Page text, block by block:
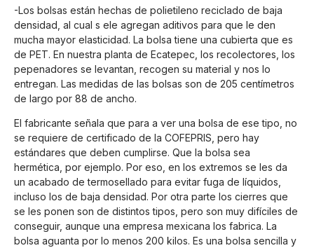
-Los bolsas están hechas de polietileno reciclado de baja
densidad, al cual s ele agregan aditivos para que le den
mucha mayor elasticidad. La bolsa tiene una cubierta que es
de PET. En nuestra planta de Ecatepec, los recolectores, los
pepenadores se levantan, recogen su material y nos lo
entregan. Las medidas de las bolsas son de 205 centímetros
de largo por 88 de ancho.
El fabricante señala que para a ver una bolsa de ese tipo, no
se requiere de certificado de la COFEPRIS, pero hay
estándares que deben cumplirse. Que la bolsa sea
hermética, por ejemplo. Por eso, en los extremos se les da
un acabado de termosellado para evitar fuga de líquidos,
incluso los de baja densidad. Por otra parte los cierres que
se les ponen son de distintos tipos, pero son muy difíciles de
conseguir, aunque una empresa mexicana los fabrica. La
bolsa aguanta por lo menos 200 kilos. Es una bolsa sencilla y